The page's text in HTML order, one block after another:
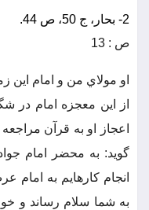
2- بحار، ج 50، ص 44.
ص : 13
او مولاي من و امام
از اين معجزه امام
اعجاز او به قرآن
گويد: به محضر امام
انجام كارهايم به
به شما سلام رساند و